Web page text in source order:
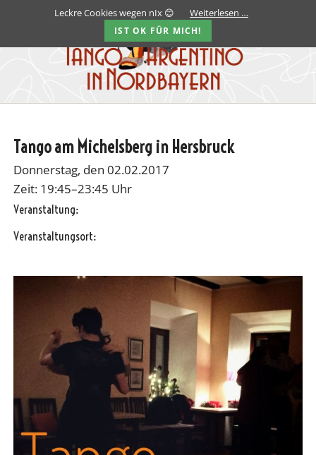
Tango am Michelsberg in Hersbruck
Donnerstag, den 02.02.2017
Zeit: 19:45–23:45 Uhr
Veranstaltung:
Veranstaltungsort:
Leckre Cookies wegen nIx 😊 Weiterlesen …
IST OK FÜR MICH!